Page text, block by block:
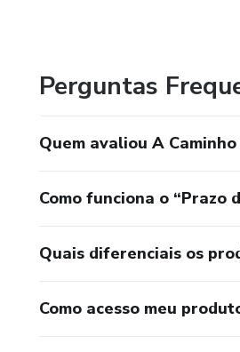
Perguntas
Quem avaliou A
Como funciona o “Prazo
Quais diferenciais os
Como acesso meu